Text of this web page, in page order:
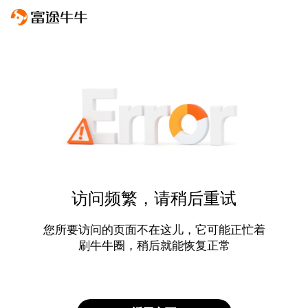
访问频繁，请稍后重试
您所要访问的页面不在这儿，它可能正忙着
刷牛牛圈，稍后就能恢复正常